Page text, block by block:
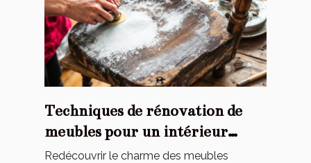
Techniques de rénovation de
meubles pour un intérieur
personnalisé
Redécouvrir le charme des meubles